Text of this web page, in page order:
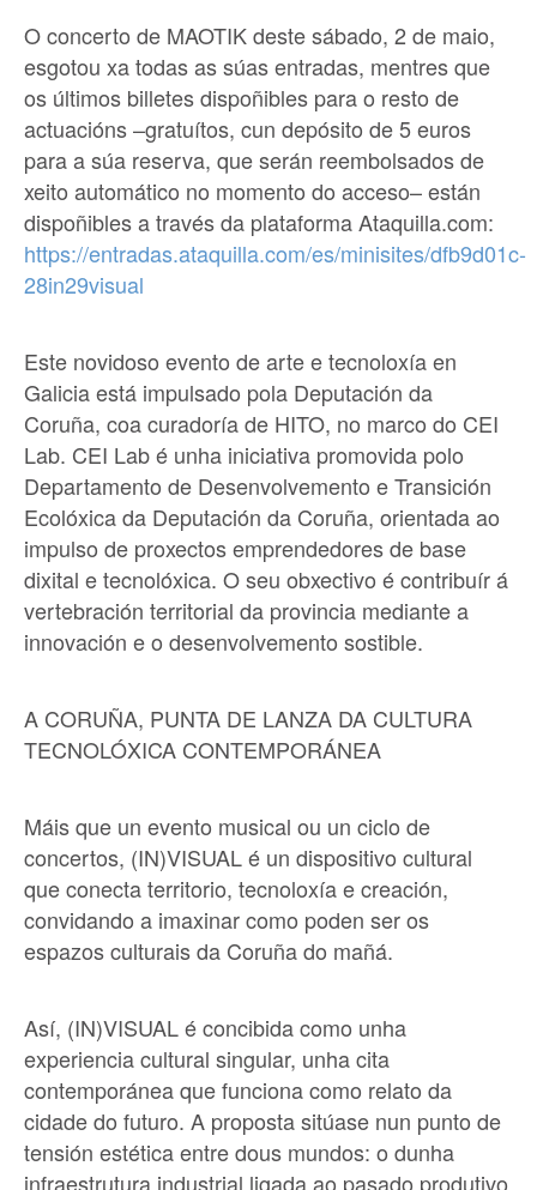
O concerto de MAOTIK deste sábado, 2 de maio,
esgotou xa todas as súas entradas, mentres que
os últimos billetes dispoñibles para o resto de
actuacións –gratuítos, cun depósito de 5 euros
para a súa reserva, que serán reembolsados de
xeito automático no momento do acceso– están
dispoñibles a través da plataforma Ataquilla.com:
https://entradas.ataquilla.com/es/minisites/dfb9d01c-
28in29visual
Este novidoso evento de arte e tecnoloxía en
Galicia está impulsado pola Deputación da
Coruña, coa curadoría de HITO, no marco do CEI
Lab. CEI Lab é unha iniciativa promovida polo
Departamento de Desenvolvemento e Transición
Ecolóxica da Deputación da Coruña, orientada ao
impulso de proxectos emprendedores de base
dixital e tecnolóxica. O seu obxectivo é contribuír á
vertebración territorial da provincia mediante a
innovación e o desenvolvemento sostible.
A CORUÑA, PUNTA DE LANZA DA CULTURA
TECNOLÓXICA CONTEMPORÁNEA
Máis que un evento musical ou un ciclo de
concertos, (IN)VISUAL é un dispositivo cultural
que conecta territorio, tecnoloxía e creación,
convidando a imaxinar como poden ser os
espazos culturais da Coruña do mañá.
Así, (IN)VISUAL é concibida como unha
experiencia cultural singular, unha cita
contemporánea que funciona como relato da
cidade do futuro. A proposta sitúase nun punto de
tensión estética entre dous mundos: o dunha
infraestrutura industrial ligada ao pasado produtivo